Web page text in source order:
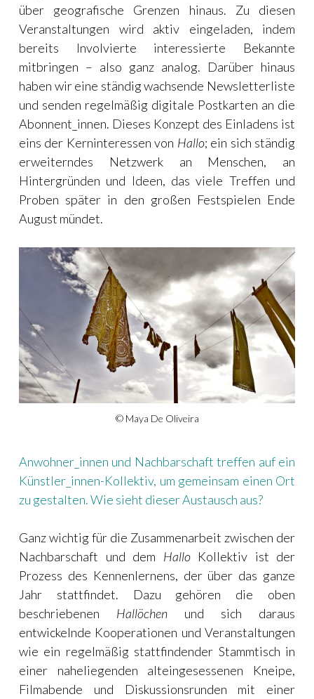
über geografische Grenzen hinaus. Zu diesen
Veranstaltungen wird aktiv eingeladen, indem
bereits Involvierte interessierte Bekannte
mitbringen – also ganz analog. Darüber hinaus
haben wir eine ständig wachsende Newsletterliste
und senden regelmäßig digitale Postkarten an die
Abonnent_innen. Dieses Konzept des Einladens ist
eins der Kerninteressen von Hallo; ein sich ständig
erweiterndes Netzwerk an Menschen, an
Hintergründen und Ideen, das viele Treffen und
Proben später in den großen Festspielen Ende
August mündet.
© Maya De Oliveira
Anwohner_innen und Nachbarschaft treffen auf ein
Künstler_innen-Kollektiv, um gemeinsam einen Ort
zu gestalten. Wie sieht dieser Austausch aus?
Ganz wichtig für die Zusammenarbeit zwischen der
Nachbarschaft und dem Hallo Kollektiv ist der
Prozess des Kennenlernens, der über das ganze
Jahr stattfindet. Dazu gehören die oben
beschriebenen Hallöchen und sich daraus
entwickelnde Kooperationen und Veranstaltungen
wie ein regelmäßig stattfindender Stammtisch in
einer naheliegenden alteingesessenen Kneipe,
Filmabende und Diskussionsrunden mit einer